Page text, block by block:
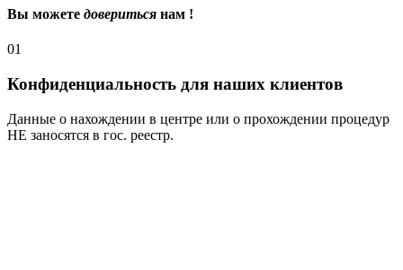
Вы можете довериться нам !
01
Конфиденциальность для наших клиентов
Данные о нахождении в центре или о прохождении процедур
НЕ заносятся в гос. реестр.